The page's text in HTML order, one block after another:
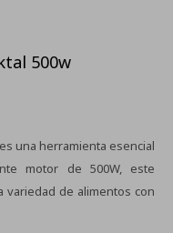
500w
una herramienta esencial
motor de 500W, este
variedad de alimentos con